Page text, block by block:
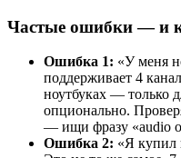
Частые ошибки — и
Ошибка 1: «У меня
поддерживает 4
ноутбуках — только
опционально.
— ищи фразу «audio
Ошибка 2: «Я купил